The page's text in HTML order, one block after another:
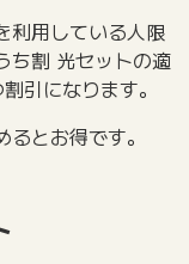
利用している人限
ち割 光セットの適
引になります。
とお得です。